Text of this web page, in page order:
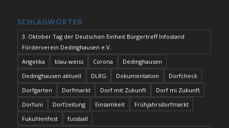
SCHLAGWÖRTER
3. Oktober Tag der Deutschen Einheit Bürgertreff Infostand
Förderverein Dedinghausen e.V.
Angelika
blau-weiss Corona
Dedinghausen
Dedinghausen aktuell
DLRG Dokumentation
Dorfcheck
Dorfgarten
Dorfmarkt Dorf mit Zukunft
Dorf mi Zukunft
Dorfuni
Dorfzeitung Einsamkeit
Frühjahrsdorfmarkt
Fukuhlenfest
fussball